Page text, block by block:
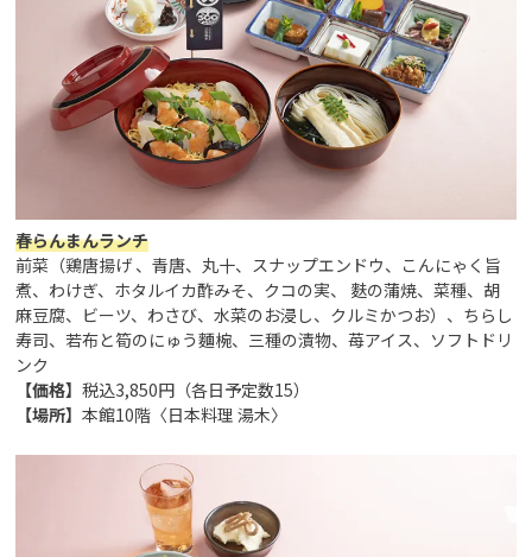
春らんまんランチ
前菜（鶏唐揚げ 、青唐、丸十、スナップエンドウ、こんにゃく旨
煮、わけぎ、ホタルイカ酢みそ、クコの実、 麩の蒲焼、菜種、胡
麻豆腐、ビーツ、わさび、水菜のお浸し、クルミかつお）、ちらし
寿司、若布と筍のにゅう麵椀、三種の漬物、苺アイス、ソフトドリ
ンク
【価格】税込3,850円（各日予定数15）
【場所】本館10階〈日本料理 湯木〉